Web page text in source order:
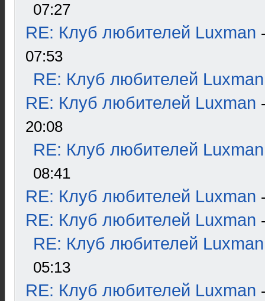
07:27
RE: Клуб любителей Luxman
07:53
RE: Клуб любителей Luxman
RE: Клуб любителей Luxman
20:08
RE: Клуб любителей Luxman
08:41
RE: Клуб любителей Luxman
RE: Клуб любителей Luxman
RE: Клуб любителей Luxman
05:13
RE: Клуб любителей Luxman